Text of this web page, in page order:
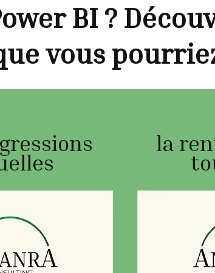
BI ?
vous
la